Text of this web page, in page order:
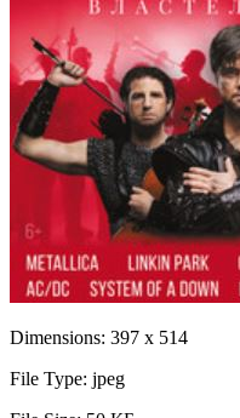
Dimensions: 397 x 514
File Type: jpeg